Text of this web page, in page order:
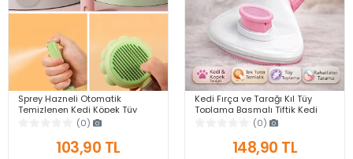
Sprey Hazneli Otomatik
Temizlenen Kedi Köpek Tüy
Toplayıcı Tarak Evcil Pet
Hayvan Tüy Fırçası
(0)
103,90 TL
Kedi Fırça ve Tarağı Kıl Tüy
Toplama Basmalı Tiftik Kedi
Köpek Evcil Hayvan Temizleme
(0)
148,90 TL